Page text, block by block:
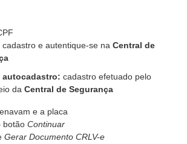
cadastro e autentique-se na Central de
cadastro efetuado pelo
da Central de Segurança
e a placa
botão Continuar
Gerar Documento CRLV-e